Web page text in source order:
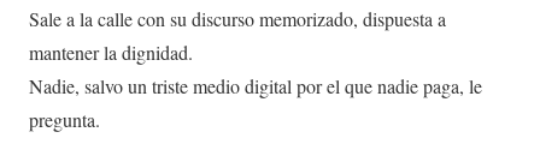
Sale a la calle con su discurso memorizado, dispuesta a
mantener la dignidad.
Nadie, salvo un triste medio digital por el que nadie paga, le
pregunta.